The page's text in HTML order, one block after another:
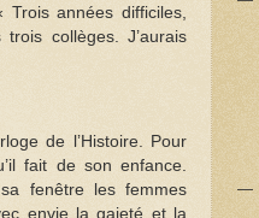
années difficiles,
collèges. J’aurais
de l’Histoire. Pour
fait de son enfance.
fenêtre les femmes
envie la gaieté et la